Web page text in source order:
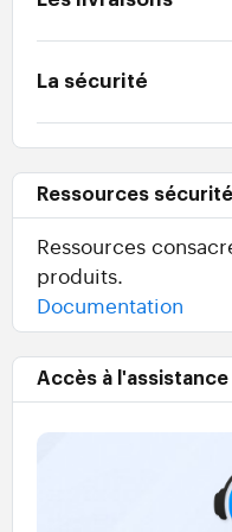
La sécurité
Ressources
Ressources
produits.
Documentation
Accès à l'assistance